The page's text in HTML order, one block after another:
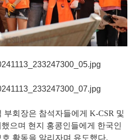
부회장은 참석자들에게 K-CSR 및
으며 현지 홍콩인들에게 한국인
활동을 알리자며 유도했다.